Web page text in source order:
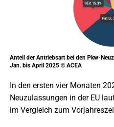
Anteil der Antriebsart bei den Pkw-
Jan. bis April 2025 © ACEA
In den ersten vier Monaten
Neuzulassungen in der EU
im Vergleich zum